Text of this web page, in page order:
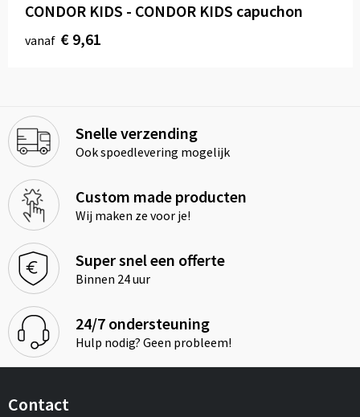
CONDOR KIDS - CONDOR KIDS capuchon
vanaf € 9,61
Snelle verzending
Ook spoedlevering mogelijk
Custom made producten
Wij maken ze voor je!
Super snel een offerte
Binnen 24 uur
24/7 ondersteuning
Hulp nodig? Geen probleem!
Contact